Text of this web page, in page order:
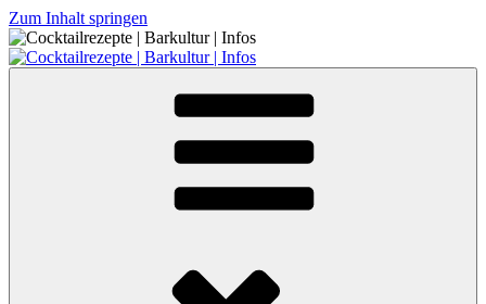
Zum Inhalt springen
Cocktailrezepte | Barkultur | Infos